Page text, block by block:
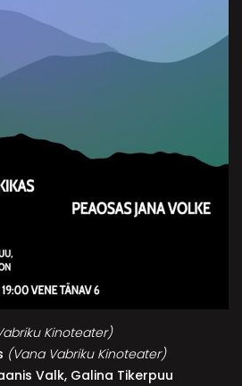
Kinoteater)
(Vana Vabriku Kinoteater)
Valk, Galina Tikerpuu